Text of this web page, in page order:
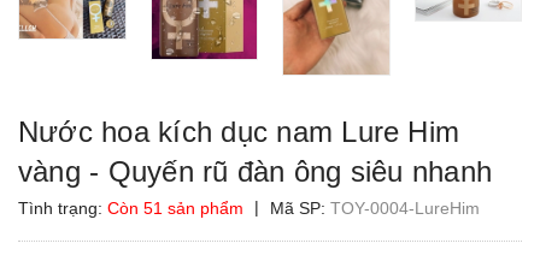
Nước hoa kích dục nam Lure Him
vàng - Quyến rũ đàn ông siêu nhanh
Tình trạng: Còn 51 sản phẩm | Mã SP: TOY-0004-LureHim